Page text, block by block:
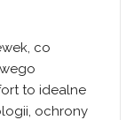
co
to idealne
ochrony